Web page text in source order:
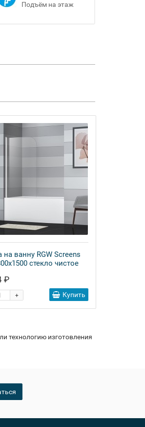
Подъём на этаж
на ванну RGW Screens
стекло чистое
₽
+ Купить
технологию изготовления